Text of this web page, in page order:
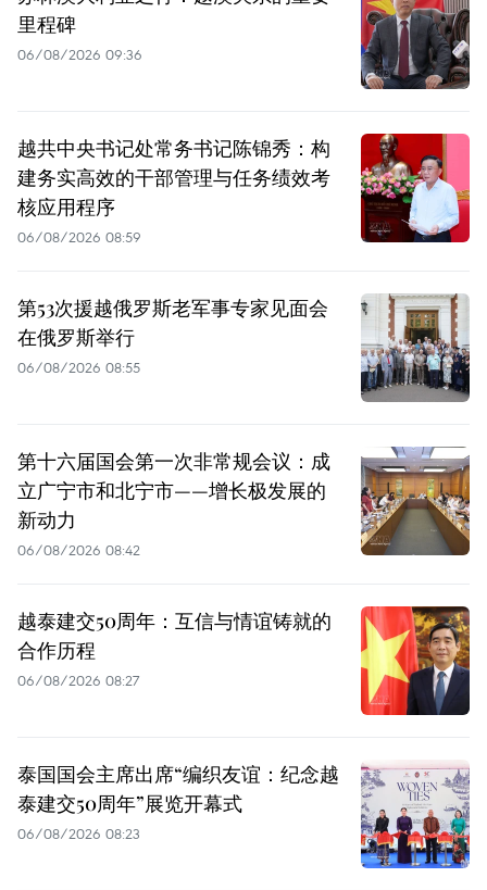
里程碑
06/08/2026 09:36
越共中央书记处常务书记陈锦秀：构
建务实高效的干部管理与任务绩效考
核应用程序
06/08/2026 08:59
第53次援越俄罗斯老军事专家见面会
在俄罗斯举行
06/08/2026 08:55
第十六届国会第一次非常规会议：成
立广宁市和北宁市——增长极发展的
新动力
06/08/2026 08:42
越泰建交50周年：互信与情谊铸就的
合作历程
06/08/2026 08:27
泰国国会主席出席“编织友谊：纪念越
泰建交50周年”展览开幕式
06/08/2026 08:23